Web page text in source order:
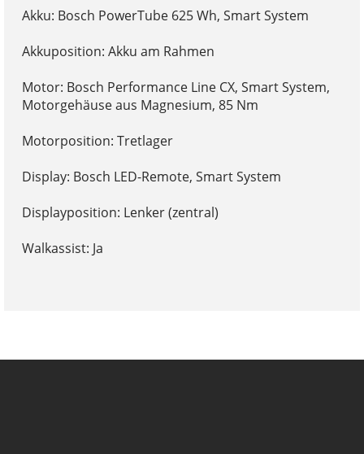
Akku: Bosch PowerTube 625 Wh, Smart System
Akkuposition: Akku am Rahmen
Motor: Bosch Performance Line CX, Smart System,
Motorgehäuse aus Magnesium, 85 Nm
Motorposition: Tretlager
Display: Bosch LED-Remote, Smart System
Displayposition: Lenker (zentral)
Walkassist: Ja